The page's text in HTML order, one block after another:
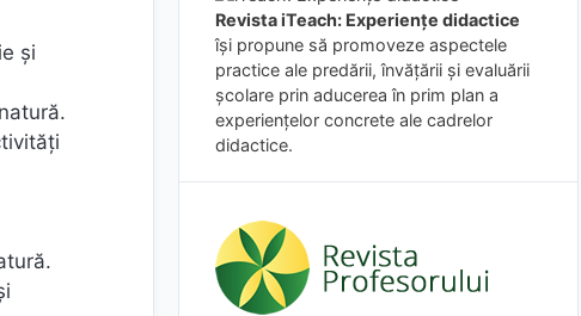
și
Revista iTeach: Experienţe didactice
îşi propune să promoveze aspectele
practice ale predării, învăţării şi evaluării
şcolare prin aducerea în prim plan a
experienţelor concrete ale cadrelor
didactice.